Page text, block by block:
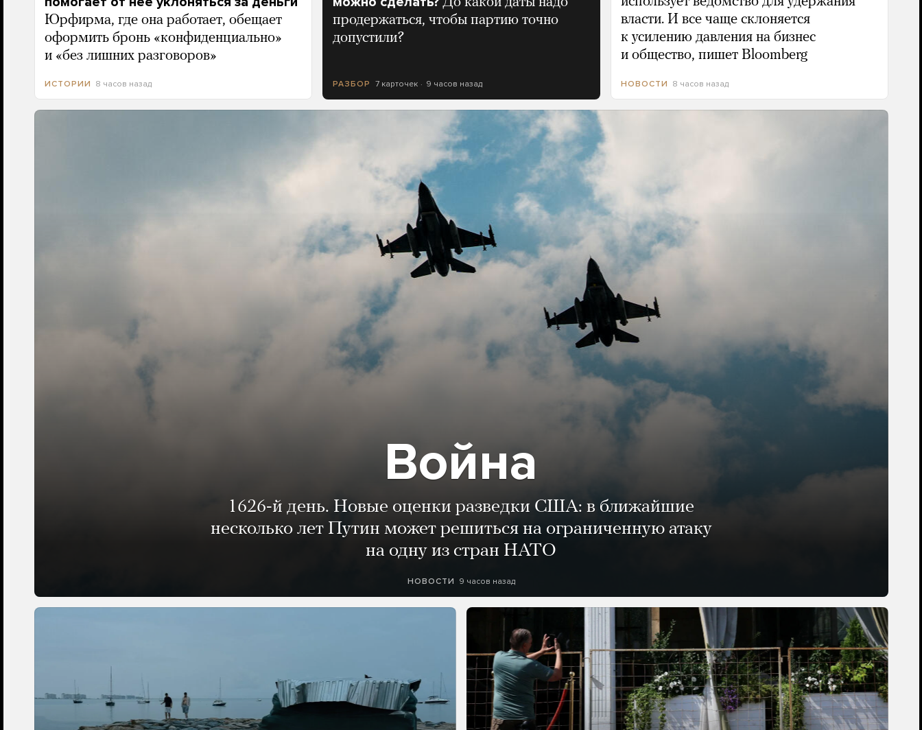
Юрфирма, где она работает, обещает
оформить бронь «конфиденциально»
и «без лишних разговоров»
ИСТОРИИ 8 часов назад
продержаться, чтобы партию точно
допустили?
РАЗБОР 7 карточек 9 часов назад
власти. И все чаще склоняется
к усилению давления на бизнес
и общество, пишет Bloomberg
НОВОСТИ 8 часов назад
Война
1626-й день. Новые оценки разведки США: в ближайшие
несколько лет Путин может решиться на ограниченную атаку
на одну из стран НАТО
НОВОСТИ 9 часов назад